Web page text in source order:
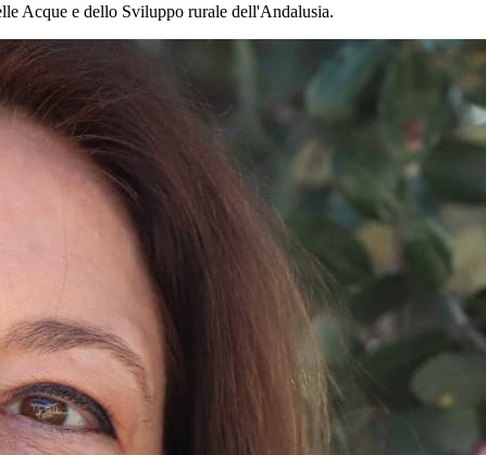
Acque e dello Sviluppo rurale dell'Andalusia.